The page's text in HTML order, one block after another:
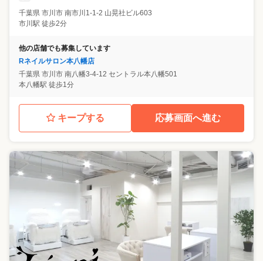
千葉県 市川市 南市川1-1-2 山晃社ビル603
市川駅 徒歩2分
他の店舗でも募集しています
Rネイルサロン本八幡店
千葉県 市川市 南八幡3-4-12 セントラル本八幡501
本八幡駅 徒歩1分
キープする 応募画面へ進む